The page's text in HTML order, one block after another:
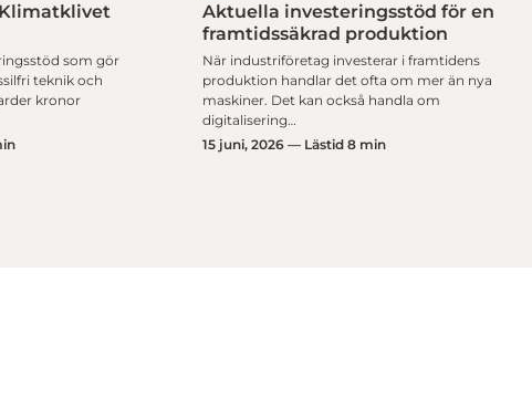
som gör
teknik och
kronor
Aktuella investeringsstöd för en
framtidssäkrad produktion
När industriföretag investerar i framtidens
produktion handlar det ofta om mer än nya
maskiner. Det kan också handla om
digitalisering…
15 juni, 2026 — Lästid 8 min